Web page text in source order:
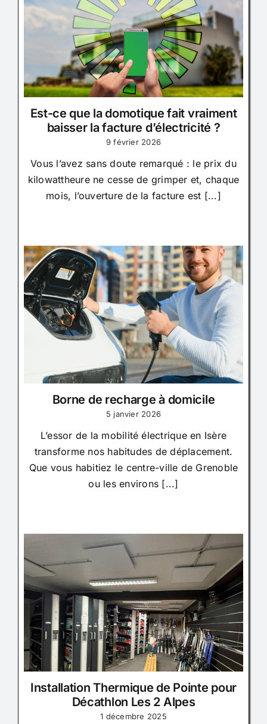
Est-ce que la domotique fait vraiment
baisser la facture d’électricité ?
9 février 2026
Vous l’avez sans doute remarqué : le prix du
kilowattheure ne cesse de grimper et, chaque
mois, l’ouverture de la facture est [...]
Borne de recharge à domicile
5 janvier 2026
L’essor de la mobilité électrique en Isère
transforme nos habitudes de déplacement.
Que vous habitiez le centre-ville de Grenoble
ou les environs [...]
Installation Thermique de Pointe pour
Décathlon Les 2 Alpes
1 décembre 2025